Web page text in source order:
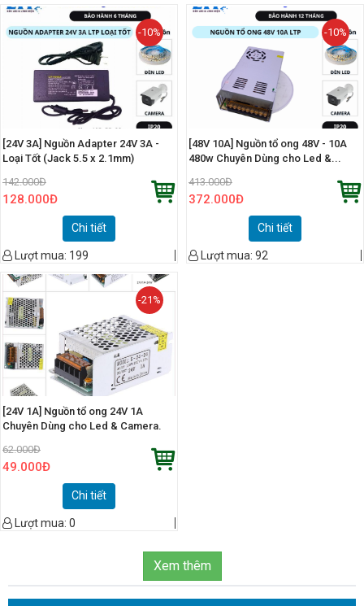
-10%
[24V 3A] Nguồn Adapter 24V 3A -
Loại Tốt (Jack 5.5 x 2.1mm)
142.000Đ
128.000Đ
Chi tiết
Lượt mua: 199
-10%
[48V 10A] Nguồn tổ ong 48V - 10A
480w Chuyên Dùng cho Led &...
413.000Đ
372.000Đ
Chi tiết
Lượt mua: 92
-21%
[24V 1A] Nguồn tổ ong 24V 1A
Chuyên Dùng cho Led & Camera.
62.000Đ
49.000Đ
Chi tiết
Lượt mua: 0
Xem thêm